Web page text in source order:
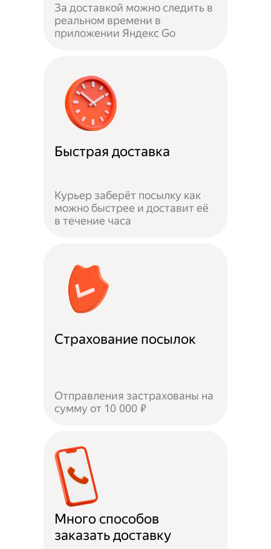
За доставкой можно следить в
реальном времени в
приложении Яндекс Go
Быстрая доставка
Курьер заберёт посылку как
можно быстрее и доставит её
в течение часа
Страхование посылок
Отправления застрахованы на
сумму от 10 000 ₽
Много способов
заказать доставку